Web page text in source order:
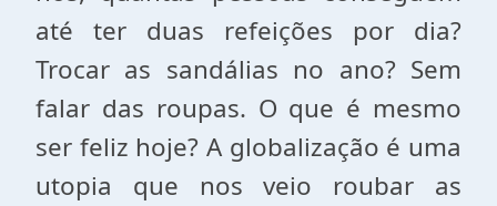
até ter duas refeições por dia?
Trocar as sandálias no ano? Sem
falar das roupas. O que é mesmo
ser feliz hoje? A globalização é uma
utopia que nos veio roubar as